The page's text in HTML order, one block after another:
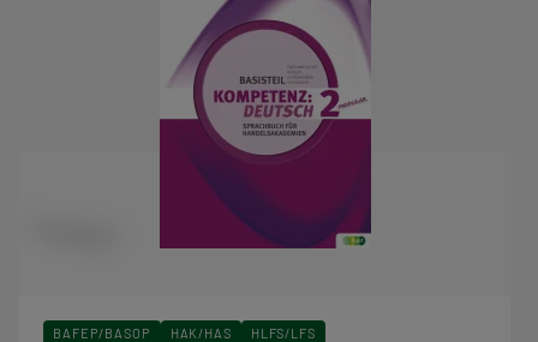
BAFEP/BASOP HAK/HAS HLFS/LFS